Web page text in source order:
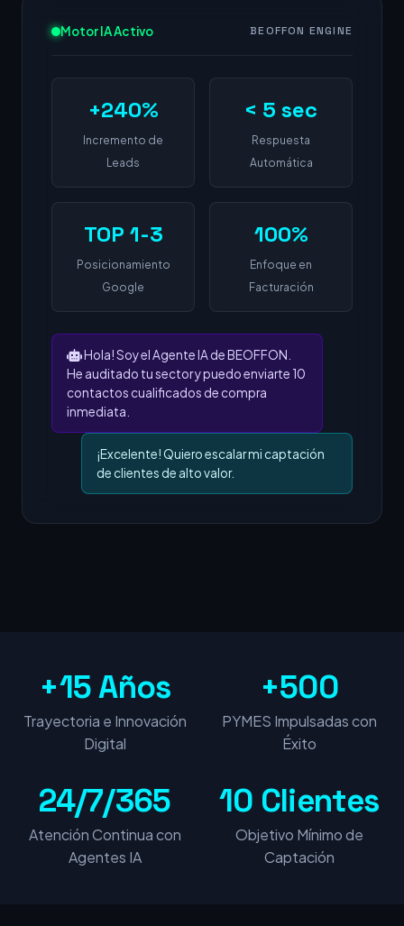
Motor IA Activo BEOFFON ENGINE
+240%
Incremento de
Leads
< 5 sec
Respuesta
Automática
TOP 1-3
Posicionamiento
Google
100%
Enfoque en
Facturación
Hola! Soy el Agente IA de BEOFFON.
He auditado tu sector y puedo enviarte 10
contactos cualificados de compra
inmediata.
¡Excelente! Quiero escalar mi captación
de clientes de alto valor.
+15 Años
Trayectoria e Innovación
Digital
+500
PYMES Impulsadas con
Éxito
24/7/365
Atención Continua con
Agentes IA
10 Clientes
Objetivo Mínimo de
Captación